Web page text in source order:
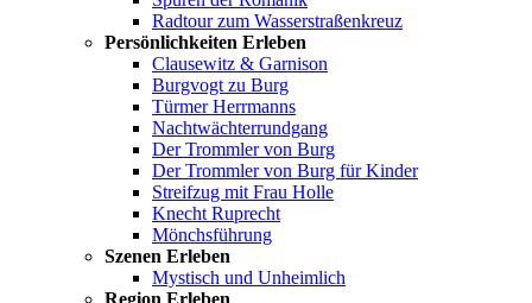
Radtour zum Wasserstraßenkreuz
Persönlichkeiten Erleben
Clausewitz & Garnison
Burgvogt zu Burg
Türmer Herrmanns
Nachtwächterrundgang
Der Trommler von Burg
Der Trommler von Burg für Kinder
Streifzug mit Frau Holle
Knecht Ruprecht
Mönchsführung
Szenen Erleben
Mystisch und Unheimlich
Region Erleben